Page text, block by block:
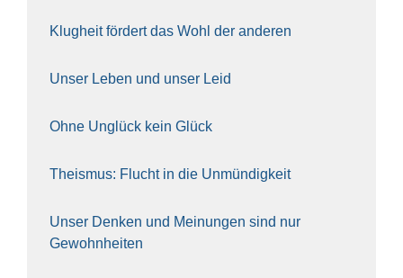
Klug­heit för­dert das Wohl der ande­ren
Unser Leben und unser Leid
Ohne Unglück kein Glück
The­is­mus: Flucht in die Unmün­dig­keit
Unser Den­ken und Mei­nun­gen sind nur
Gewohn­hei­ten